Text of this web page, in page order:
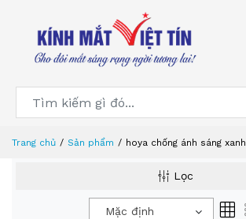
Trang chủ Sản phẩm hoya chống ánh sáng xanh
Lọc
Mặc định